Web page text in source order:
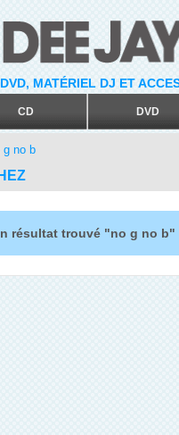
MATÉRIEL DJ ET
CD DVD
g no b
résultat trouvé "no g no b"